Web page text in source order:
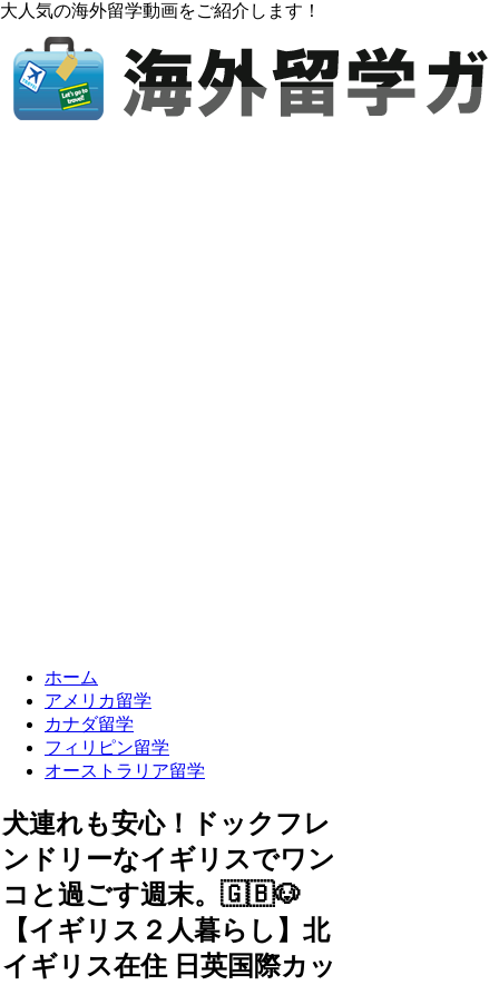
大人気の海外留学動画をご紹介します！
ホーム
アメリカ留学
カナダ留学
フィリピン留学
オーストラリア留学
犬連れも安心！ドックフレ
ンドリーなイギリスでワン
コと過ごす週末。🇬🇧🐶
【イギリス２人暮らし】北
イギリス在住 日英国際カッ